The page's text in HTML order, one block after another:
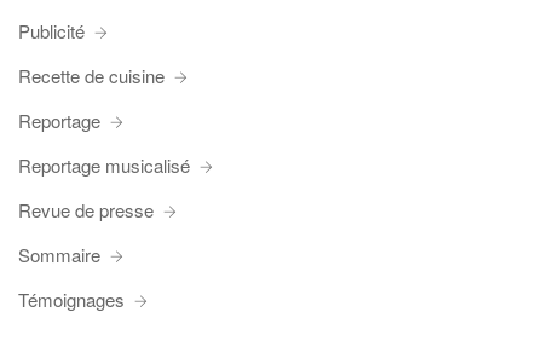
Publicité
Recette de cuisine
Reportage
Reportage musicalisé
Revue de presse
Sommaire
Témoignages